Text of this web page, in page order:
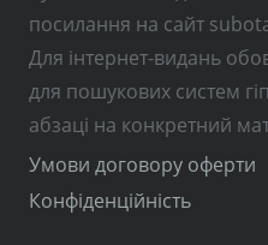
посилання на сайт
Для інтернет-видань
для пошукових систем
абзаці на конкретний
Умови договору оферти
Конфіденційність